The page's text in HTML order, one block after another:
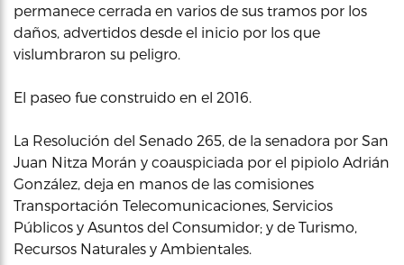
permanece cerrada en varios de sus tramos por los
daños, advertidos desde el inicio por los que
vislumbraron su peligro.
El paseo fue construido en el 2016.
La Resolución del Senado 265, de la senadora por San
Juan Nitza Morán y coauspiciada por el pipiolo Adrián
González, deja en manos de las comisiones
Transportación Telecomunicaciones, Servicios
Públicos y Asuntos del Consumidor; y de Turismo,
Recursos Naturales y Ambientales.